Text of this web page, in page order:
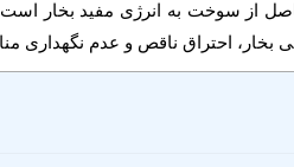
از سوخت به انرژی مفید بخار
بخار، احتراق ناقص و عدم